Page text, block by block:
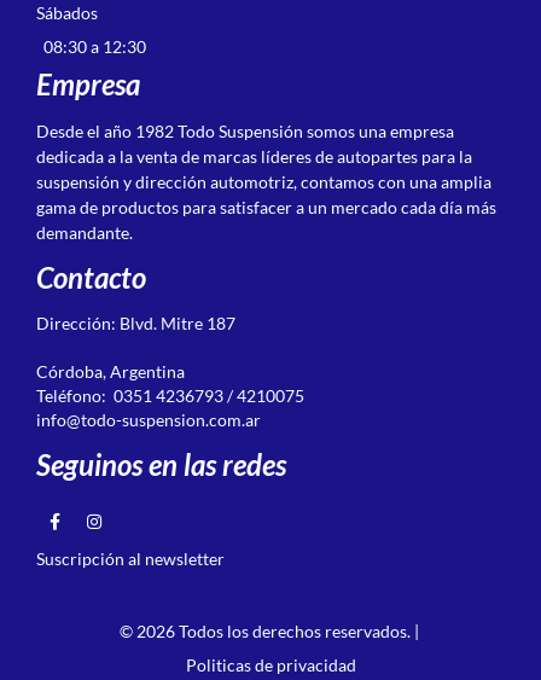
Sábados
08:30 a 12:30
Empresa
Desde el año 1982 Todo Suspensión somos una empresa
dedicada a la venta de marcas líderes de autopartes para la
suspensión y dirección automotriz, contamos con una amplia
gama de productos para satisfacer a un mercado cada día más
demandante.
Contacto
Dirección: Blvd. Mitre 187
Córdoba, Argentina
Teléfono: 0351 4236793 / 4210075
info@todo-suspension.com.ar
Seguinos en las redes
Suscripción al newsletter
© 2026 Todos los derechos reservados. |
Politicas de privacidad